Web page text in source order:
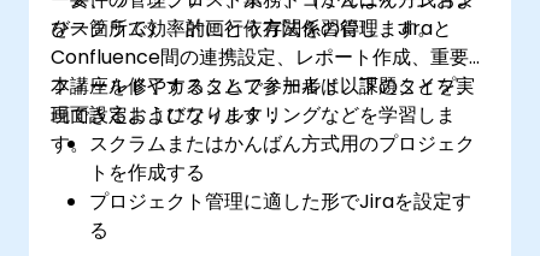
を一箇所で効率的に行う方法を習得します。
びスクラム）、計画と依存関係の管理、Jiraと
Confluence間の連携設定、レポート作成、重要な
フィールドやカスタムフィールド、課題タイプ、
画面設定およびフィルタリングなどを学習しま
す。
本講座を修了することで参加者は以下のことを実
現できるようになります：
スクラムまたはかんばん方式用のプロジェク
トを作成する
プロジェクト管理に適した形でJiraを設定す
る